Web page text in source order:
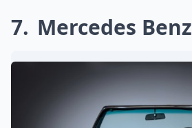
7 Mercedes Benz